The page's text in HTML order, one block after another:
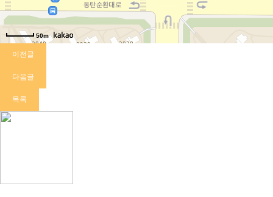
50m
이전글
다음글
목록